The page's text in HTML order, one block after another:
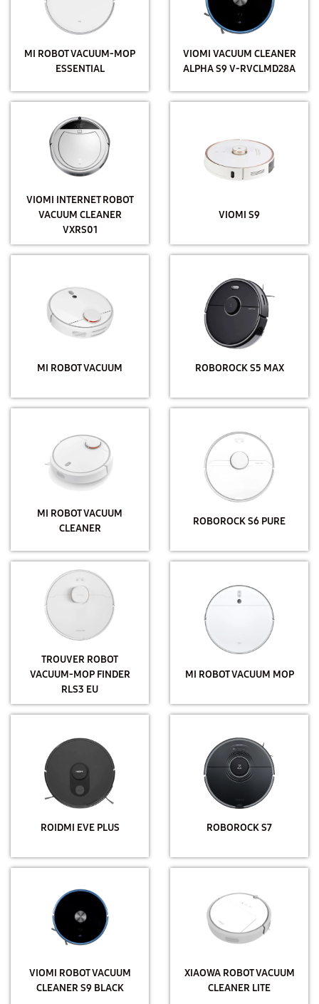
MI ROBOT VACUUM-MOP
ESSENTIAL
VIOMI VACUUM CLEANER
ALPHA S9 V-RVCLMD28A
VIOMI INTERNET ROBOT
VACUUM CLEANER
VXRS01
VIOMI S9
MI ROBOT VACUUM ROBOROCK S5 MAX
MI ROBOT VACUUM
CLEANER
ROBOROCK S6 PURE
TROUVER ROBOT
VACUUM-MOP FINDER
RLS3 EU
MI ROBOT VACUUM MOP
ROIDMI EVE PLUS ROBOROCK S7
VIOMI ROBOT VACUUM
CLEANER S9 BLACK
XIAOWA ROBOT VACUUM
CLEANER LITE